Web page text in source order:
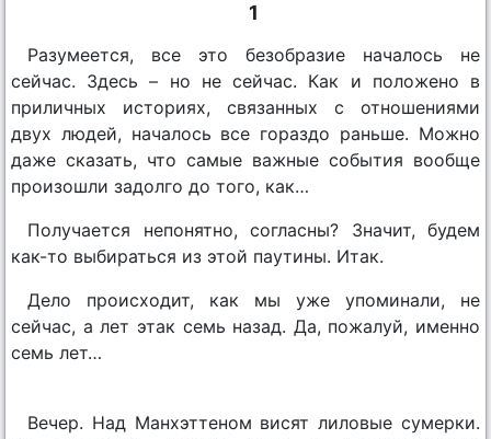
1
Разумеется, все это безобразие началось не
сейчас. Здесь – но не сейчас. Как и положено в
приличных историях, связанных с отношениями
двух людей, началось все гораздо раньше. Можно
даже сказать, что самые важные события вообще
произошли задолго до того, как…
Получается непонятно, согласны? Значит, будем
как-то выбираться из этой паутины. Итак.
Дело происходит, как мы уже упоминали, не
сейчас, а лет этак семь назад. Да, пожалуй, именно
семь лет…
Вечер. Над Манхэттеном висят лиловые сумерки.